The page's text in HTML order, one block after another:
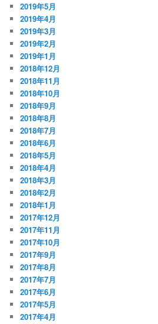
2019年5月
2019年4月
2019年3月
2019年2月
2019年1月
2018年12月
2018年11月
2018年10月
2018年9月
2018年8月
2018年7月
2018年6月
2018年5月
2018年4月
2018年3月
2018年2月
2018年1月
2017年12月
2017年11月
2017年10月
2017年9月
2017年8月
2017年7月
2017年6月
2017年5月
2017年4月